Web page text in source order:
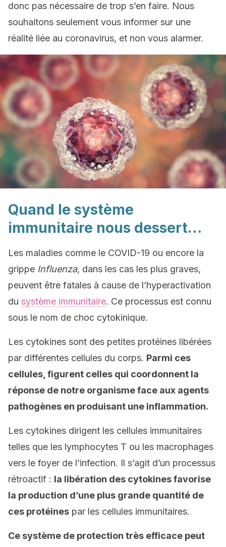
donc pas nécessaire de trop s’en faire. Nous
souhaitons seulement vous informer sur une
réalité liée au coronavirus, et non vous alarmer.
Quand le système
immunitaire nous dessert…
Les maladies comme le COVID-19 ou encore la
grippe Influenza, dans les cas les plus graves,
peuvent être fatales à cause de l’hyperactivation
du système immunitaire. Ce processus est connu
sous le nom de choc cytokinique.
Les cytokines sont des petites protéines libérées
par différentes cellules du corps. Parmi ces
cellules, figurent celles qui coordonnent la
réponse de notre organisme face aux agents
pathogènes en produisant une inflammation.
Les cytokines dirigent les cellules immunitaires
telles que les lymphocytes T ou les macrophages
vers le foyer de l’infection. Il s’agit d’un processus
rétroactif : la libération des cytokines favorise
la production d’une plus grande quantité de
ces protéines par les cellules immunitaires.
Ce système de protection très efficace peut